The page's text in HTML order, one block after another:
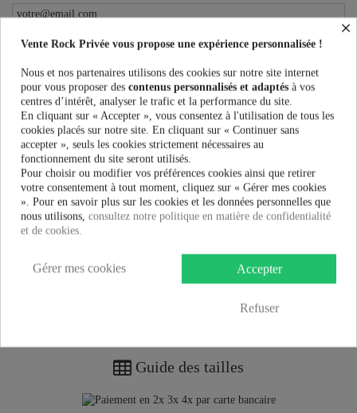
PRÉVENEZ-MOI LORSQUE LE PRODUIT EST DISPONIBLE
Taille:
Couleur:
42,32 € -20%
Guide des tailles
×
Vente Rock Privée vous propose une expérience personnalisée !
Nous et nos partenaires utilisons des cookies sur notre site internet
pour vous proposer des contenus personnalisés et adaptés à vos
centres d’intérêt, analyser le trafic et la performance du site.
En cliquant sur « Accepter », vous consentez à l'utilisation de tous les
cookies placés sur notre site. En cliquant sur « Continuer sans
accepter », seuls les cookies strictement nécessaires au
fonctionnement du site seront utilisés.
Pour choisir ou modifier vos préférences cookies ainsi que retirer
votre consentement à tout moment, cliquez sur « Gérer mes cookies
». Pour en savoir plus sur les cookies et les données personnelles que
nous utilisons, consultez notre politique en matière de confidentialité
et de cookies.
Accepter
Refuser
Gérer mes cookies